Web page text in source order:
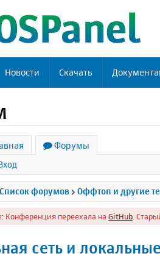
Новости Скачать
Форумы
Список форумов Оффтоп и другие
Конференция переехала на GitHub .
сеть и